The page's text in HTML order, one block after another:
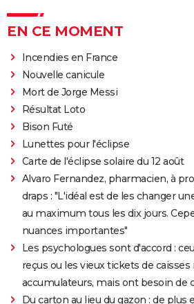
EN CE MOMENT
Incendies en France
Nouvelle canicule
Mort de Jorge Messi
Résultat Loto
Bison Futé
Lunettes pour l'éclipse
Carte de l'éclipse solaire du 12 août
Alvaro Fernandez, pharmacien, à
draps : "L'idéal est de les changer
au maximum tous les dix jours.
nuances importantes"
Les psychologues sont d'accord :
reçus ou les vieux tickets de
accumulateurs, mais ont besoin de
Du carton au lieu du gazon : de plus